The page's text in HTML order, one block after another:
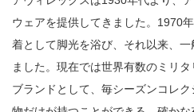
ウェアを提供してきました。1970
着として脚光を浴び、それ以来、
ました。現在では世界有数のミリ
ブランドとして、毎シーズンコレ